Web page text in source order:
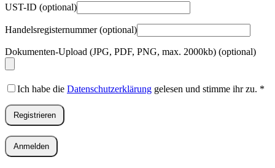
UST-ID (optional)
Handelsregisternummer(optional)
Dokumenten-Upload (JPG, PDF, PNG, max. 2000kb) (optional)
Ich habe die Datenschutzerklärung gelesen und stimme ihr zu. *
Registrieren
Anmelden